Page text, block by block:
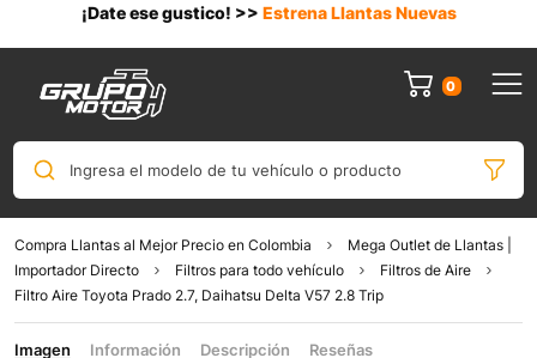
¡Date ese gustico! >> Estrena Llantas Nuevas
0
Ingresa el modelo de tu vehículo o producto
Compra Llantas al Mejor Precio en Colombia
Mega Outlet de Llantas |
Importador Directo
Filtros para todo vehículo
Filtros de Aire
Filtro Aire Toyota Prado 2.7, Daihatsu Delta V57 2.8 Trip
Imagen Información Descripción Reseñas